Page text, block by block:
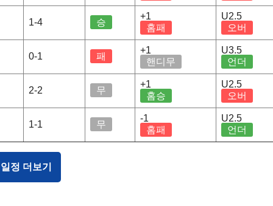
1-4 승
+1
홈패
U2.5
오버
0-1 패
+1
핸디무
U3.5
언더
2-2 무
+1
홈승
U2.5
오버
1-1 무
-1
홈패
U2.5
언더
정 더보기